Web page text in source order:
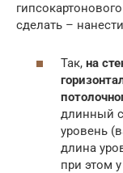
сделать –
Так, на
длинный
уровень
длина
при этом